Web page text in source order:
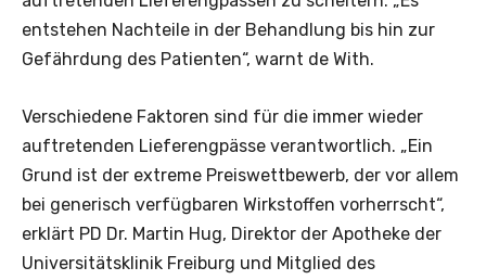
entstehen Nachteile in der Behandlung bis hin zur
Gefährdung des Patienten“, warnt de With.
Verschiedene Faktoren sind für die immer wieder
auftretenden Lieferengpässe verantwortlich. „Ein
Grund ist der extreme Preiswettbewerb, der vor allem
bei generisch verfügbaren Wirkstoffen vorherrscht“,
erklärt PD Dr. Martin Hug, Direktor der Apotheke der
Universitätsklinik Freiburg und Mitglied des